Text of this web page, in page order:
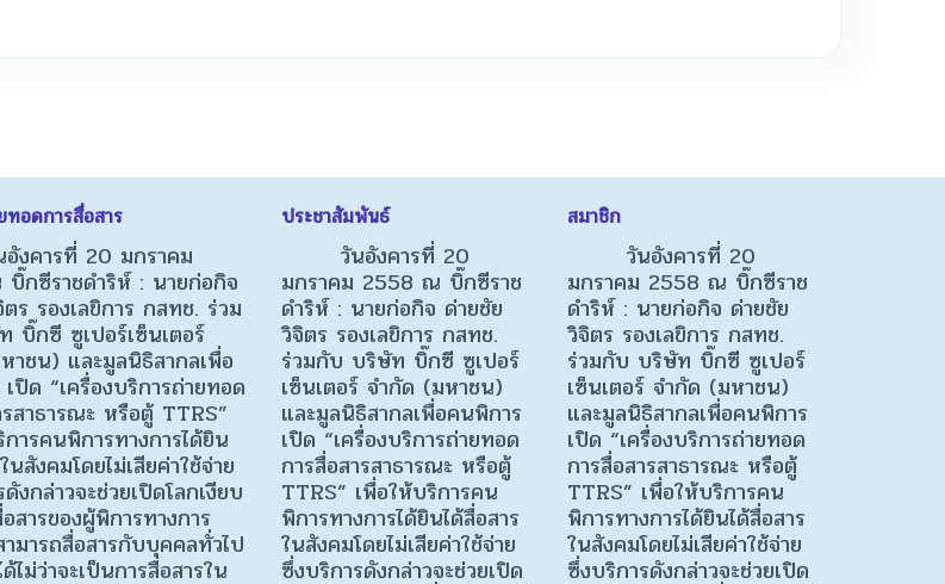
ทอดการสื่อสาร
ารที่ 20 มกราคม
กซีราชดำริห์ : นายก่อกิจ
ร รองเลขิการ กสทช. ร่วม
บิ๊กซี ซูเปอร์เซ็นเตอร์
าชน) และมูลนิธิสากลเพื่อ
ปิด “เครื่องบริการถ่ายทอด
สาธารณะ หรือตู้ TTRS”
ารคนพิการทางการได้ยิน
นสังคมโดยไม่เสียค่าใช้จ่าย
งกล่าวจะช่วยเปิดโลกเงียบ
สารของผู้พิการทางการ
มารถสื่อสารกับบุคคลทั่วไป
ไม่ว่าจะเป็นการสื่อสารใน
ประชาสัมพันธ์
วันอังคารที่ 20
มกราคม 2558 ณ บิ๊กซีราช
ดำริห์ : นายก่อกิจ ด่ายชัย
วิจิตร รองเลขิการ กสทช.
ร่วมกับ บริษัท บิ๊กซี ซูเปอร์
เซ็นเตอร์ จำกัด (มหาชน)
และมูลนิธิสากลเพื่อคนพิการ
เปิด “เครื่องบริการถ่ายทอด
การสื่อสารสาธารณะ หรือตู้
TTRS” เพื่อให้บริการคน
พิการทางการได้ยินได้สื่อสาร
ในสังคมโดยไม่เสียค่าใช้จ่าย
ซึ่งบริการดังกล่าวจะช่วยเปิด
สมาชิก
วันอังคารที่ 20
มกราคม 2558 ณ บิ๊กซีราช
ดำริห์ : นายก่อกิจ ด่ายชัย
วิจิตร รองเลขิการ กสทช.
ร่วมกับ บริษัท บิ๊กซี ซูเปอร์
เซ็นเตอร์ จำกัด (มหาชน)
และมูลนิธิสากลเพื่อคนพิการ
เปิด “เครื่องบริการถ่ายทอด
การสื่อสารสาธารณะ หรือตู้
TTRS” เพื่อให้บริการคน
พิการทางการได้ยินได้สื่อสาร
ในสังคมโดยไม่เสียค่าใช้จ่าย
ซึ่งบริการดังกล่าวจะช่วยเปิด